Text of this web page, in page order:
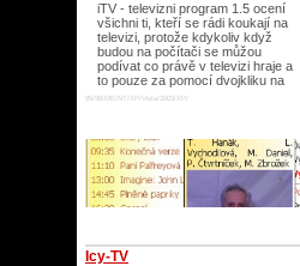
iTV - televizni program 1.5 ocení
všichni ti, kteří se rádi koukají na
televizi, protože kdykoliv když
budou na počítači se můžou
podívat co právě v televizi hraje a
to pouze za pomocí dvojkliku na
95/98/ME/NT/XP/Vista/2003/XP/
Icy-TV